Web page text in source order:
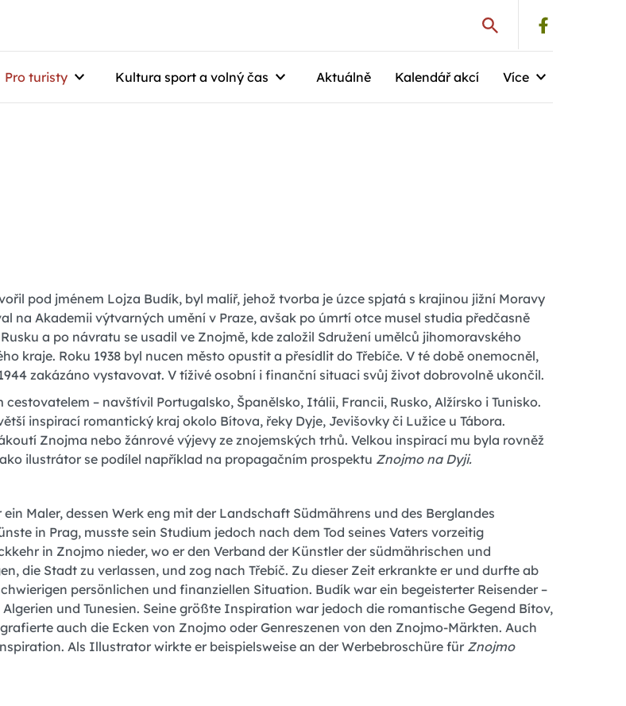
Pro turisty Kultura sport a volný čas Aktuálně Kalendář akcí Více
pod jménem Lojza Budík, byl malíř, jehož tvorba je úzce spjatá s krajinou jižní Moravy
na Akademii výtvarných umění v Praze, avšak po úmrtí otce musel studia předčasně
a po návratu se usadil ve Znojmě, kde založil Sdružení umělců jihomoravského
kraje. Roku 1938 byl nucen město opustit a přesídlit do Třebíče. V té době onemocněl,
zakázáno vystavovat. V tíživé osobní i finanční situaci svůj život dobrovolně ukončil.
cestovatelem – navštívil Portugalsko, Španělsko, Itálii, Francii, Rusko, Alžírsko i Tunisko.
inspirací romantický kraj okolo Bítova, řeky Dyje, Jevišovky či Lužice u Tábora.
Znojma nebo žánrové výjevy ze znojemských trhů. Velkou inspirací mu byla rovněž
ilustrátor se podílel například na propagačním prospektu Znojmo na Dyji.
Maler, dessen Werk eng mit der Landschaft Südmährens und des Berglandes
in Prag, musste sein Studium jedoch nach dem Tod seines Vaters vorzeitig
in Znojmo nieder, wo er den Verband der Künstler der südmährischen und
die Stadt zu verlassen, und zog nach Třebíč. Zu dieser Zeit erkrankte er und durfte ab
persönlichen und finanziellen Situation. Budík war ein begeisterter Reisender –
und Tunesien. Seine größte Inspiration war jedoch die romantische Gegend Bítov,
auch die Ecken von Znojmo oder Genreszenen von den Znojmo-Märkten. Auch
Als Illustrator wirkte er beispielsweise an der Werbebroschüre für Znojmo